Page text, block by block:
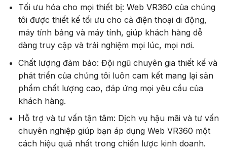
Tối ưu hóa cho mọi thiết bị: Web VR360 của chúng
tôi được thiết kế tối ưu cho cả điện thoại di động,
máy tính bảng và máy tính, giúp khách hàng dễ
dàng truy cập và trải nghiệm mọi lúc, mọi nơi.
Chất lượng đảm bảo: Đội ngũ chuyên gia thiết kế và
phát triển của chúng tôi luôn cam kết mang lại sản
phẩm chất lượng cao, đáp ứng mọi yêu cầu của
khách hàng.
Hỗ trợ và tư vấn tận tâm: Dịch vụ hậu mãi và tư vấn
chuyên nghiệp giúp bạn áp dụng Web VR360 một
cách hiệu quả nhất trong chiến lược kinh doanh.